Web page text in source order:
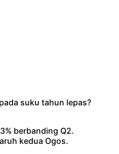
suku tahun lepas?
berbanding Q2.
kedua Ogos.